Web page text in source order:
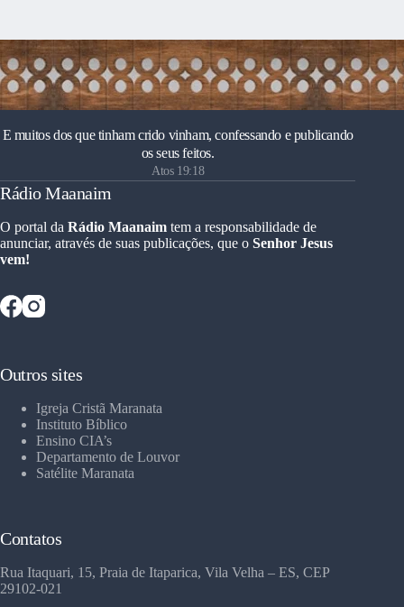
E muitos dos que tinham crido vinham, confessando e publicando
os seus feitos.
Atos 19:18
Rádio Maanaim
O portal da Rádio Maanaim tem a responsabilidade de
anunciar, através de suas publicações, que o Senhor Jesus
vem!
Outros sites
Igreja Cristã Maranata
Instituto Bíblico
Ensino CIA’s
Departamento de Louvor
Satélite Maranata
Contatos
Rua Itaquari, 15, Praia de Itaparica, Vila Velha – ES, CEP
29102-021